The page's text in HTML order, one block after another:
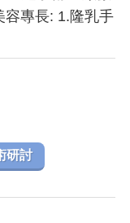
容專長: 1.隆乳手
研討